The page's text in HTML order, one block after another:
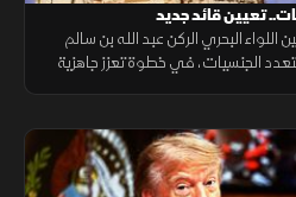
تعيين قائد جديد
البحري الركن عبد الله بن سالم
الجنسيات، في خطوة تعزز جاهزية